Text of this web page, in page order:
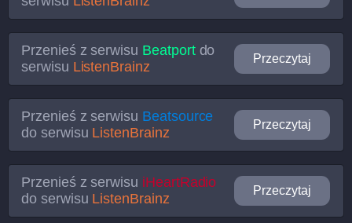
Przenieś z serwisu Beatportdo
serwisu ListenBrainz
Przeczytaj
Przenieś z serwisu Beatsource
do serwisu ListenBrainz
Przeczytaj
Przenieś z serwisu iHeartRadio
do serwisu ListenBrainz
Przeczytaj